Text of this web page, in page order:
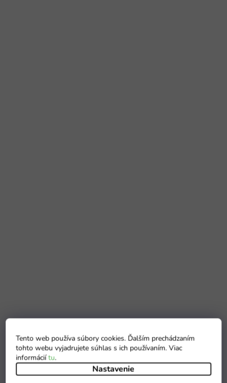
Tento web používa súbory cookies. Ďalším prechádzaním
tohto webu vyjadrujete súhlas s ich používaním. Viac
informáciítu.
Nastavenie